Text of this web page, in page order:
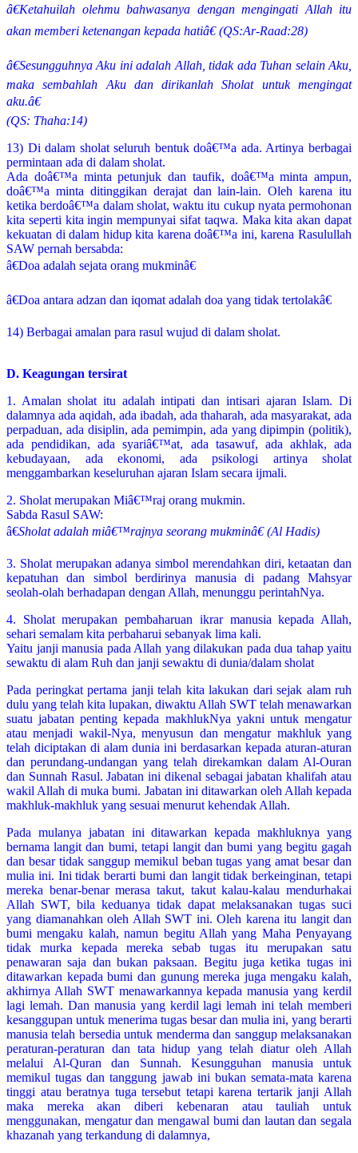
â€Ketahuilah olehmu bahwasanya dengan mengingati Allah itu
akan memberi ketenangan kepada hatiâ€ (QS:Ar-Raad:28)
â€Sesungguhnya Aku ini adalah Allah, tidak ada Tuhan selain Aku,
maka sembahlah Aku dan dirikanlah Sholat untuk mengingat
aku.â€
(QS: Thaha:14)
13) Di dalam sholat seluruh bentuk doâ€™a ada. Artinya berbagai
permintaan ada di dalam sholat.
Ada doâ€™a minta petunjuk dan taufik, doâ€™a minta ampun,
doâ€™a minta ditinggikan derajat dan lain-lain. Oleh karena itu
ketika berdoâ€™a dalam sholat, waktu itu cukup nyata permohonan
kita seperti kita ingin mempunyai sifat taqwa. Maka kita akan dapat
kekuatan di dalam hidup kita karena doâ€™a ini, karena Rasulullah
SAW pernah bersabda:
â€Doa adalah sejata orang mukminâ€
â€Doa antara adzan dan iqomat adalah doa yang tidak tertolakâ€
14) Berbagai amalan para rasul wujud di dalam sholat.
D. Keagungan tersirat
1. Amalan sholat itu adalah intipati dan intisari ajaran Islam. Di
dalamnya ada aqidah, ada ibadah, ada thaharah, ada masyarakat, ada
perpaduan, ada disiplin, ada pemimpin, ada yang dipimpin (politik),
ada pendidikan, ada syariâ€™at, ada tasawuf, ada akhlak, ada
kebudayaan, ada ekonomi, ada psikologi artinya sholat
menggambarkan keseluruhan ajaran Islam secara ijmali.
2. Sholat merupakan Miâ€™raj orang mukmin.
Sabda Rasul SAW:
â€Sholat adalah miâ€™rajnya seorang mukminâ€ (Al Hadis)
3. Sholat merupakan adanya simbol merendahkan diri, ketaatan dan
kepatuhan dan simbol berdirinya manusia di padang Mahsyar
seolah-olah berhadapan dengan Allah, menunggu perintahNya.
4. Sholat merupakan pembaharuan ikrar manusia kepada Allah,
sehari semalam kita perbaharui sebanyak lima kali.
Yaitu janji manusia pada Allah yang dilakukan pada dua tahap yaitu
sewaktu di alam Ruh dan janji sewaktu di dunia/dalam sholat
Pada peringkat pertama janji telah kita lakukan dari sejak alam ruh
dulu yang telah kita lupakan, diwaktu Allah SWT telah menawarkan
suatu jabatan penting kepada makhlukNya yakni untuk mengatur
atau menjadi wakil-Nya, menyusun dan mengatur makhluk yang
telah diciptakan di alam dunia ini berdasarkan kepada aturan-aturan
dan perundang-undangan yang telah direkamkan dalam Al-Ouran
dan Sunnah Rasul. Jabatan ini dikenal sebagai jabatan khalifah atau
wakil Allah di muka bumi. Jabatan ini ditawarkan oleh Allah kepada
makhluk-makhluk yang sesuai menurut kehendak Allah.
Pada mulanya jabatan ini ditawarkan kepada makhluknya yang
bernama langit dan bumi, tetapi langit dan bumi yang begitu gagah
dan besar tidak sanggup memikul beban tugas yang amat besar dan
mulia ini. Ini tidak berarti bumi dan langit tidak berkeinginan, tetapi
mereka benar-benar merasa takut, takut kalau-kalau mendurhakai
Allah SWT, bila keduanya tidak dapat melaksanakan tugas suci
yang diamanahkan oleh Allah SWT ini. Oleh karena itu langit dan
bumi mengaku kalah, namun begitu Allah yang Maha Penyayang
tidak murka kepada mereka sebab tugas itu merupakan satu
penawaran saja dan bukan paksaan. Begitu juga ketika tugas ini
ditawarkan kepada bumi dan gunung mereka juga mengaku kalah,
akhirnya Allah SWT menawarkannya kepada manusia yang kerdil
lagi lemah. Dan manusia yang kerdil lagi lemah ini telah memberi
kesanggupan untuk menerima tugas besar dan mulia ini, yang berarti
manusia telah bersedia untuk menderma dan sanggup melaksanakan
peraturan-peraturan dan tata hidup yang telah diatur oleh Allah
melalui Al-Quran dan Sunnah. Kesungguhan manusia untuk
memikul tugas dan tanggung jawab ini bukan semata-mata karena
tinggi atau beratnya tuga tersebut tetapi karena tertarik janji Allah
maka mereka akan diberi kebenaran atau tauliah untuk
menggunakan, mengatur dan mengawal bumi dan lautan dan segala
khazanah yang terkandung di dalamnya,